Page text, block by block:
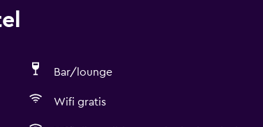
Bar/lounge
Wifi gratis